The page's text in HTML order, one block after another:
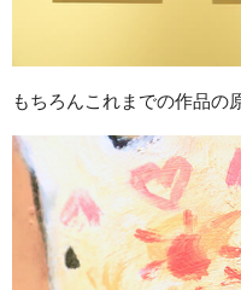
もちろんこれまでの作品の